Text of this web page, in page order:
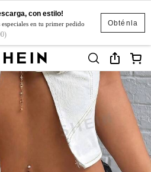
Obténla
con estilo!
especiales en tu primer pedido